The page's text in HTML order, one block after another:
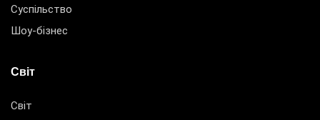
Суспільство
Шоу-бізнес
Світ
Світ